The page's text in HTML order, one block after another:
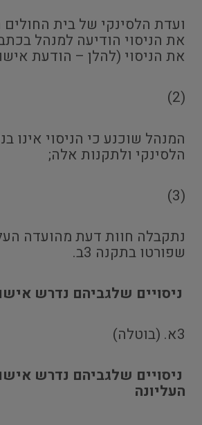
ועדת הלסינקי של בית החולים
את הניסוי הודיעה למנהל
את הניסוי (להלן – הודעת
(2)
המנהל שוכנע כי הניסוי אינו
הלסינקי ולתקנות אלה;
(3)
נתקבלה חוות דעת מהועדה
שפורטו בתקנה 3ב.
ניסויים שלגביהם נדרש
3א. (בוטלה)
ניסויים שלגביהם נדרש
העליונה